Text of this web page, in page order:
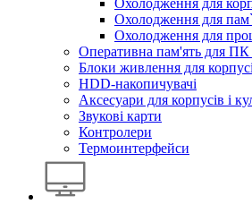
Охолодження для
Охолодження для
Охолодження для
Оперативна пам'ять для ПК
Блоки живлення для
HDD-накопичувачі
Аксесуари для корпусів і
Звукові карти
Контролери
Термоинтерфейси